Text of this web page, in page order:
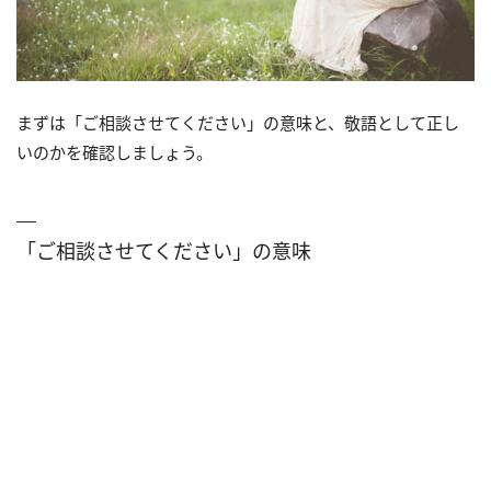
まずは「ご相談させてください」の意味と、敬語として正し
いのかを確認しましょう。
「ご相談させてください」の意味